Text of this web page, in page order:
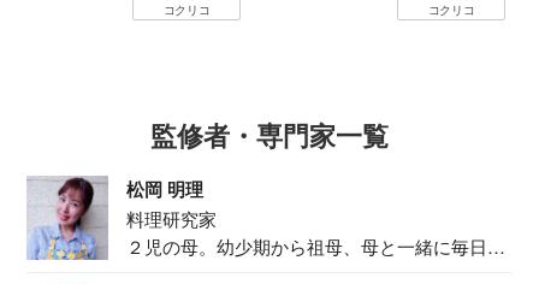
コクリコ コクリコ
監修者・専門家一覧
松岡 明理
料理研究家
２児の母。幼少期から祖母、母と一緒に毎日の